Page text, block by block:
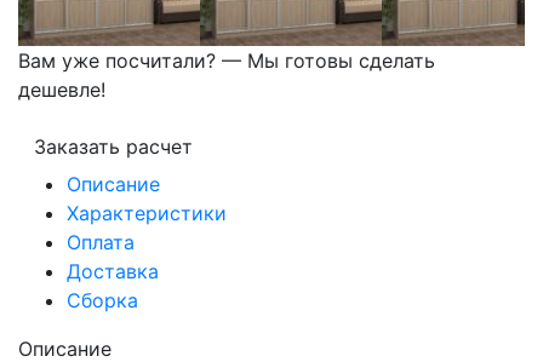
Вам уже посчитали? — Мы готовы сделать
дешевле!
Заказать расчет
Описание
Характеристики
Оплата
Доставка
Сборка
Описание